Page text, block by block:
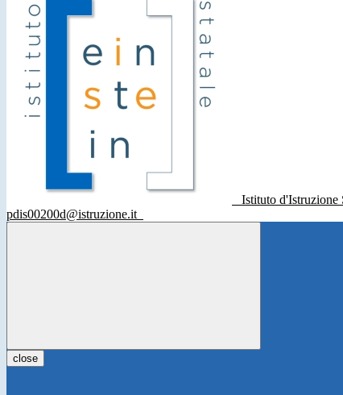
Istituto d'Istruzione
pdis00200d@istruzione.it
close